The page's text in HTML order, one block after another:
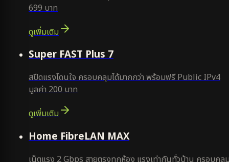
699 บาท
ดูเพิ่มเติม
Super FAST Plus 7
สปีดแรงโดนใจ ครอบคลุมได้มากกว่า พร้อมฟรี Public IPv4
มูลค่า 200 บาท
ดูเพิ่มเติม
Home FibreLAN MAX
เน็ตแรง 2 Gbps สายตรงทุกห้อง แรงเท่ากันทั่วบ้าน ครอบคลุ